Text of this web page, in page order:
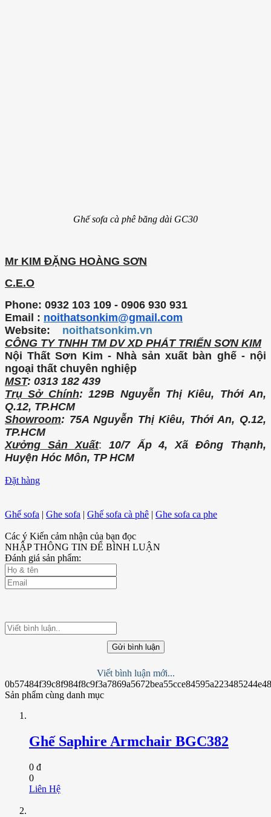
Ghế sofa cà phê băng dài GC30
Mr KIM ĐẶNG HOÀNG SƠN
C.E.O
Phone: 0932 103 109 - 0906 930 931
Email : noithatsonkim@gmail.com
Website: noithatsonkim.vn
CÔNG TY TNHH TM DV XD PHÁT TRIỂN SƠN KIM
Nội Thất Sơn Kim - Nhà sản xuất bàn ghế - nội
ngoại thất chuyên nghiệp
MST: 0313 182 439
Trụ Sở Chính: 129B Nguyễn Thị Kiêu, Thới An,
Q.12, TP.HCM
Showroom: 75A Nguyễn Thị Kiêu, Thới An, Q.12,
TP.HCM
Xưởng Sản Xuất: 10/7 Ấp 4, Xã Đông Thạnh,
Huyện Hóc Môn, TP HCM
Đặt hàng
Ghế sofa | Ghe sofa | Ghế sofa cà phê | Ghe sofa ca phe
Các ý Kiến cảm nhận của bạn đọc
NHẬP THÔNG TIN ĐỂ BÌNH LUẬN
Đánh giá sản phẩm:
Gửi bình luận
Viết bình luận mới...
Sản phẩm cùng danh mục
Ghế Saphire Armchair BGC382
0 đ
0
Liên Hệ